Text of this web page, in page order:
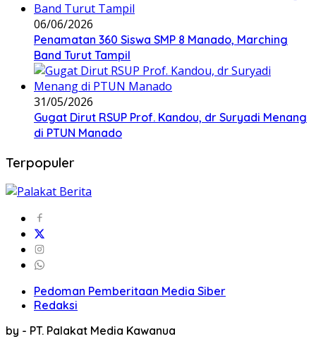
06/06/2026
Penamatan 360 Siswa SMP 8 Manado, Marching
Band Turut Tampil
31/05/2026
Gugat Dirut RSUP Prof. Kandou, dr Suryadi Menang
di PTUN Manado
Terpopuler
Pedoman Pemberitaan Media Siber
Redaksi
by - PT. Palakat Media Kawanua